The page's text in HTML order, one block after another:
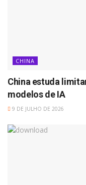
CHINA
China estuda
modelos de IA
9 DE JULHO DE 2026